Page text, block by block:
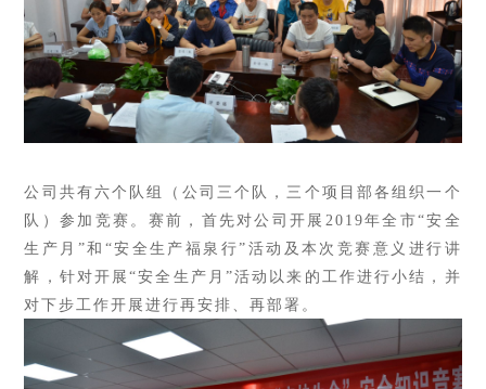
公司共有六个队组（公司三个队，三个项目部各组织一个
队）参加竞赛。 赛前，首先对公司开展2019年全市“安全
生产月”和“安全生产福泉行”活动及本次竞赛意义进行讲
解，针对开展“安全生产月”活动以来的工作进行小结，并
对下步工作开展进行再安排、再部署。